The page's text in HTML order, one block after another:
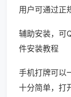
用户可通过正
辅助安装，可
件安装教程
手机打牌可以
十分简单，打